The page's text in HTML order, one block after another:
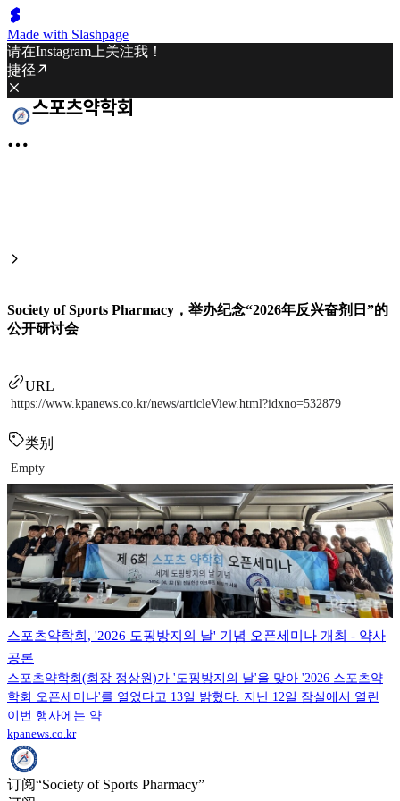
Made with Slashpage
请在Instagram上关注我！
捷径
Society of Sports Pharmacy，举办纪念“2026年反兴奋剂日”的
公开研讨会
URL
https://www.kpanews.co.kr/news/articleView.html?idxno=532879
类别
Empty
스포츠약학회, '2026 도핑방지의 날' 기념 오픈세미나 개최 - 약사
공론
스포츠약학회(회장 정상원)가 '도핑방지의 날'을 맞아 '2026 스포츠약
학회 오픈세미나'를 열었다고 13일 밝혔다. 지난 12일 잠실에서 열린
이번 행사에는 약
kpanews.co.kr
订阅“Society of Sports Pharmacy”